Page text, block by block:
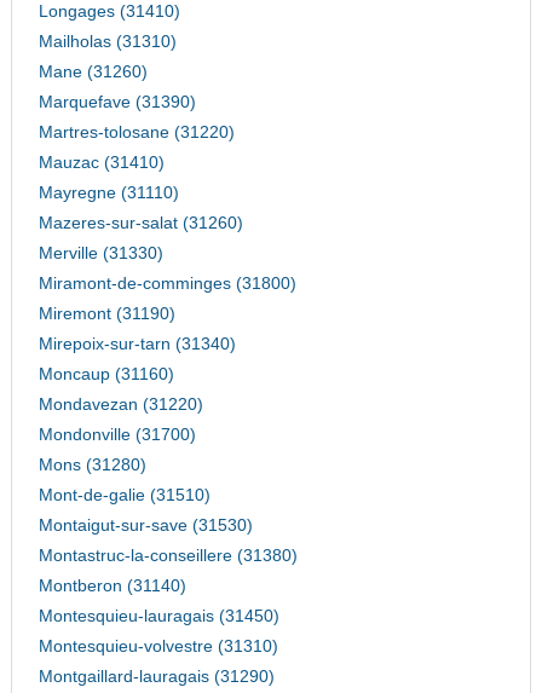
Longages (31410)
Mailholas (31310)
Mane (31260)
Marquefave (31390)
Martres-tolosane (31220)
Mauzac (31410)
Mayregne (31110)
Mazeres-sur-salat (31260)
Merville (31330)
Miramont-de-comminges (31800)
Miremont (31190)
Mirepoix-sur-tarn (31340)
Moncaup (31160)
Mondavezan (31220)
Mondonville (31700)
Mons (31280)
Mont-de-galie (31510)
Montaigut-sur-save (31530)
Montastruc-la-conseillere (31380)
Montberon (31140)
Montesquieu-lauragais (31450)
Montesquieu-volvestre (31310)
Montgaillard-lauragais (31290)